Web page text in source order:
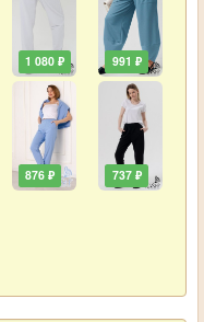
1 080 ₽
876 ₽
991 ₽
737 ₽